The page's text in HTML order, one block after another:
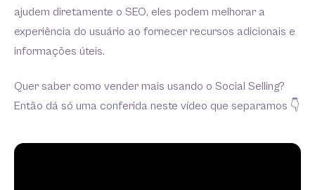
ajudem diretamente o SEO, eles podem melhorar a
experiência do usuário ao fornecer recursos adicionais e
informações úteis.
Quer saber como vender mais usando o Social Selling?
Então dá só uma conferida neste vídeo que separamos 👇